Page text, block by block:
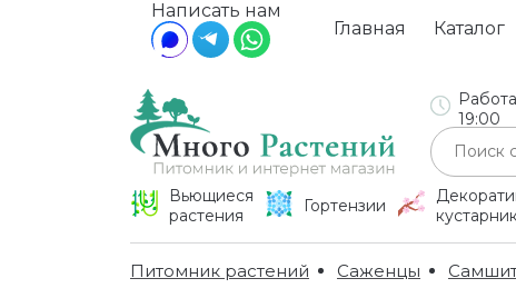
Главная Каталог
Написать нам
19:00
Вьющиеся
растения
Гортензии
Питомник растений Саженцы